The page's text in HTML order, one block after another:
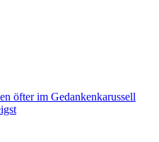
öfter im Gedankenkarussell